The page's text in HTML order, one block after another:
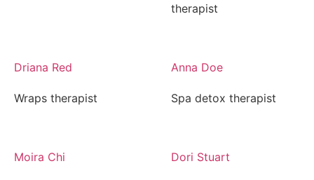
therapist
Driana Red
Wraps therapist
Anna Doe
Spa detox therapist
Moira Chi Dori Stuart